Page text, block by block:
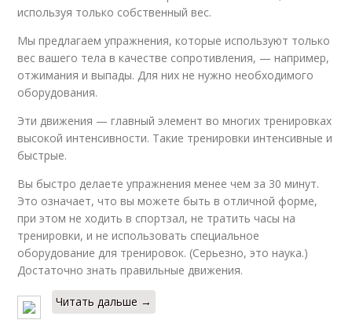
используя только собственный вес.
Мы предлагаем упражнения, которые используют только
вес вашего тела в качестве сопротивления, — например,
отжимания и выпады. Для них не нужно необходимого
оборудования.
Эти движения — главный элемент во многих тренировках
высокой интенсивности. Такие тренировки интенсивные и
быстрые.
Вы быстро делаете упражнения менее чем за 30 минут.
Это означает, что вы можете быть в отличной форме,
при этом не ходить в спортзал, не тратить часы на
тренировки, и не использовать специальное
оборудование для тренировок. (Серьезно, это наука.)
Достаточно знать правильные движения.
Читать дальше →